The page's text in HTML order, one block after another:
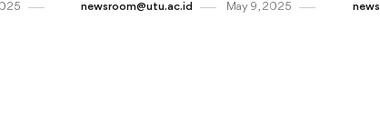
newsroom@utu.ac.id May 9 , 2025